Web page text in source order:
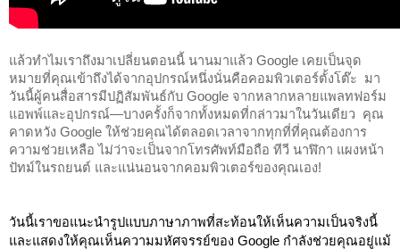
แล้วทำไมเราถึงมาเปลี่ยนตอนนี้ นานมาแล้ว Google เคยเป็นจุด
หมายที่คุณเข้าถึงได้จากอุปกรณ์หนึ่งนั่นคือคอมพิวเตอร์ตั้งโต๊ะ  มา
วันนี้ผู้คนสื่อสารมีปฏิสัมพันธ์กับ Google จากหลากหลายแพลทฟอร์ม
แอพพ์และอุปกรณ์—บางครั้งก็จากทั้งหมดที่กล่าวมาในวันเดียว  คุณ
คาดหวัง Google ให้ช่วยคุณได้ตลอดเวลาจากทุกที่ที่คุณต้องการ
ความช่วยเหลือ ไม่ว่าจะเป็นจากโทรศัพท์มือถือ ทีวี นาฬิกา แผงหน้า
ปัทม์ในรถยนต์ และแน่นอนจากคอมพิวเตอร์ของคุณเอง!
วันนี้เราขอแนะนำรูปแบบภาษาภาพที่สะท้อนให้เห็นความเป็นจริงนี้
และแสดงให้คุณเห็นความมหัศจรรย์ของ Google กำลังช่วยคุณอยู่แม้